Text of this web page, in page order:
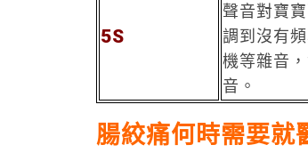
5S
聲音對寶
調到沒有
機等雜音
音。
腸絞痛何時需要就